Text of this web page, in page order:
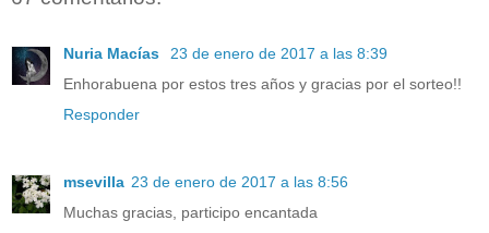
Nuria Macías
23 de enero de 2017 a las 8:39
Enhorabuena por estos tres años y gracias por el sorteo!!
Responder
msevilla 23 de enero de 2017 a las 8:56
Muchas gracias, participo encantada